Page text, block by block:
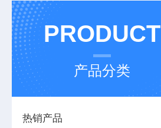
PRODUCT
产品分类
热销产品